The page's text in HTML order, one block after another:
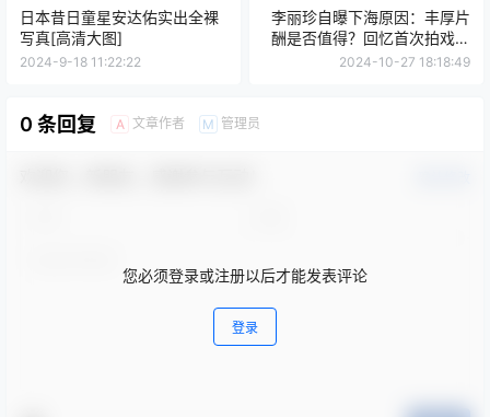
日本昔日童星安达佑实出全裸
写真[高清大图]
2024-9-18 11:22:22
李丽珍自曝下海原因：丰厚片
酬是否值得？回忆首次拍戏的
经历
2024-10-27 18:18:49
0 条回复 A 文章作者 M 管理员
您必须登录或注册以后才能发表评论
登录